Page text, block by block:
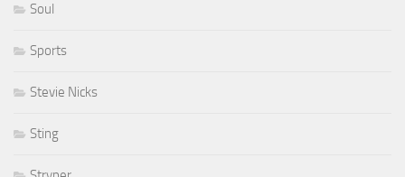
Soul
Sports
Stevie Nicks
Sting